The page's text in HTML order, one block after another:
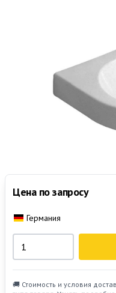
Цена по запросу
Германия
🚚 Стоимость и условия